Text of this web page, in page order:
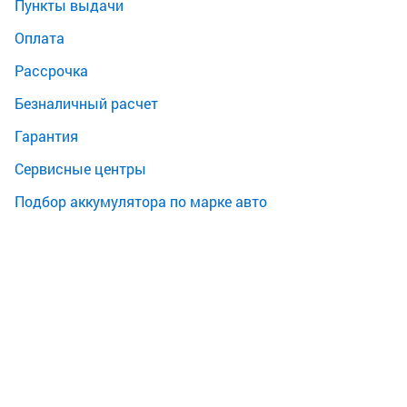
Пункты выдачи
Оплата
Рассрочка
Безналичный расчет
Гарантия
Сервисные центры
Подбор аккумулятора по марке авто